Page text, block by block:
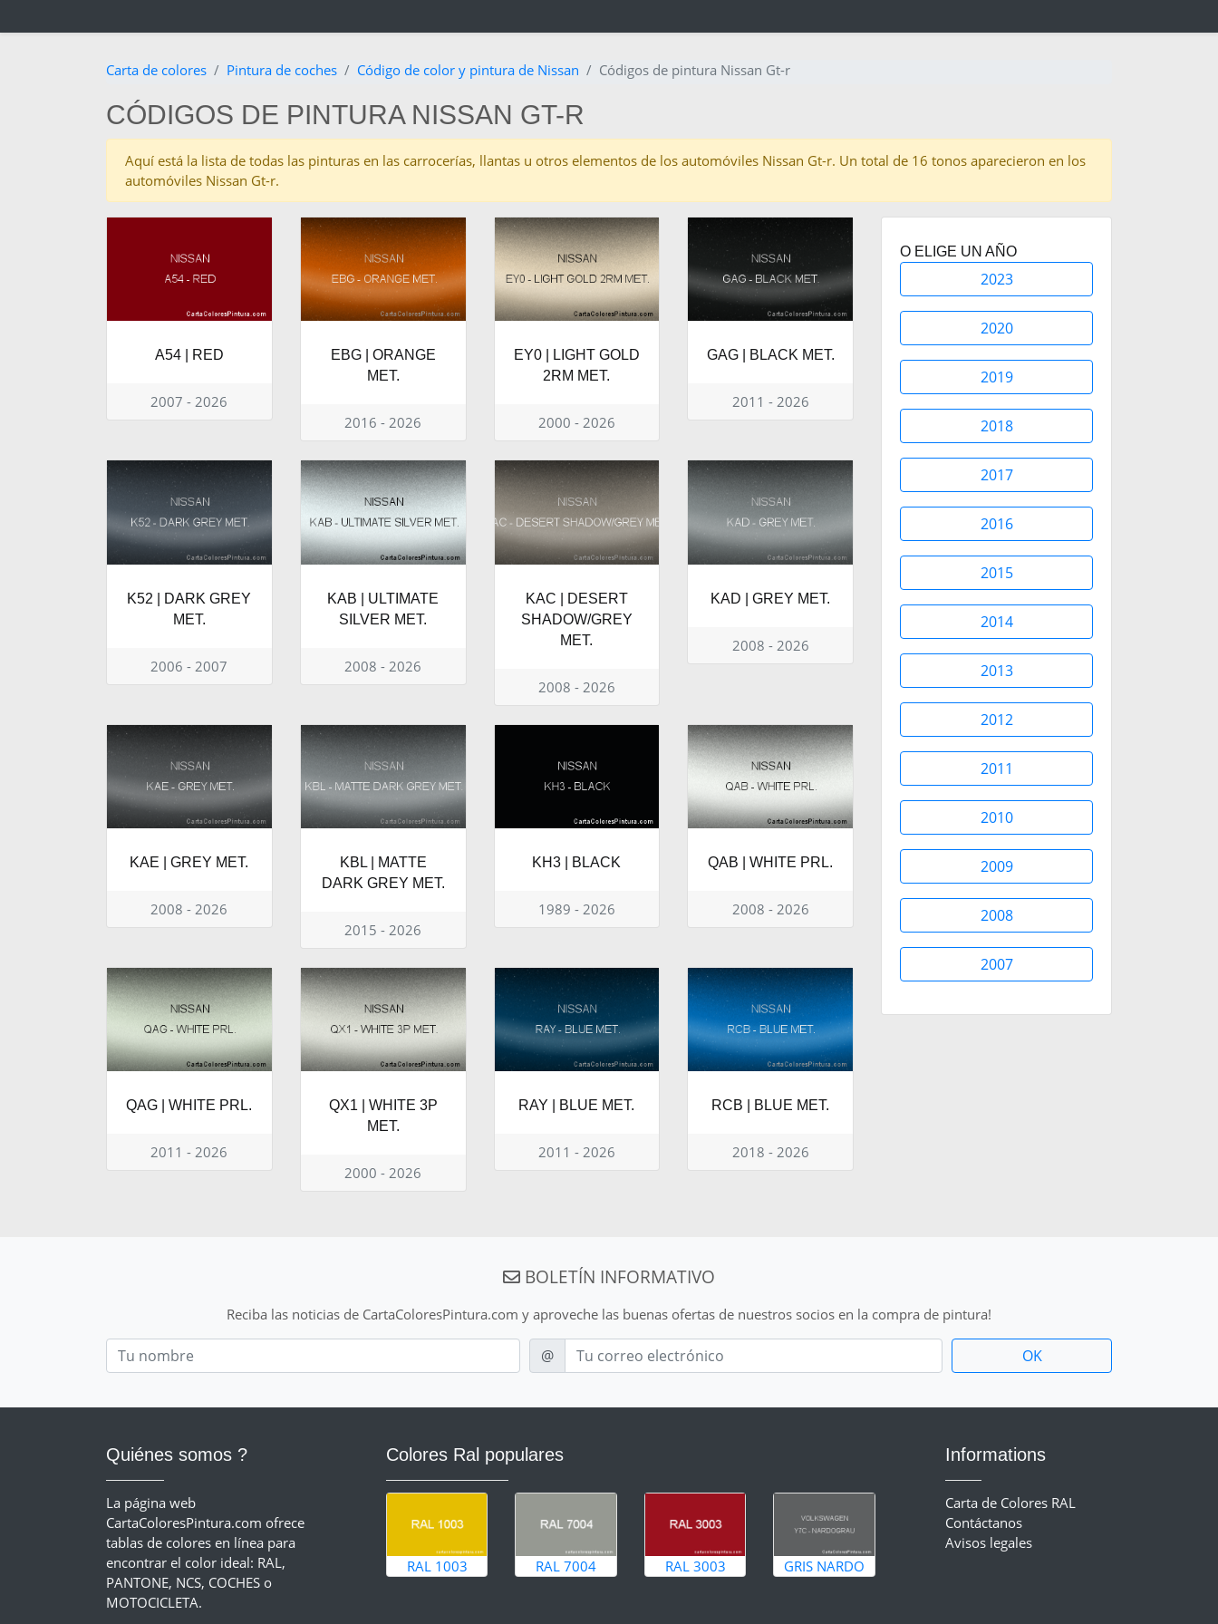
Carta de colores Pintura de coches Código de color y pintura de Nissan Códigos de pintura Nissan Gt-r
CÓDIGOS DE PINTURA NISSAN GT-R
Aquí está la lista de todas las pinturas en las carrocerías, llantas u otros elementos de los automóviles Nissan Gt-r. Un total de 16 tonos aparecieron en los
automóviles Nissan Gt-r.
A54 | RED
2007 - 2026
EBG | ORANGE
MET.
2016 - 2026
EY0 | LIGHT GOLD
2RM MET.
2000 - 2026
GAG | BLACK MET.
2011 - 2026
K52 | DARK GREY
MET.
2006 - 2007
KAB | ULTIMATE
SILVER MET.
2008 - 2026
KAC | DESERT
SHADOW/GREY
MET.
2008 - 2026
KAD | GREY MET.
2008 - 2026
KAE | GREY MET.
2008 - 2026
KBL | MATTE
DARK GREY MET.
2015 - 2026
KH3 | BLACK
1989 - 2026
QAB | WHITE PRL.
2008 - 2026
QAG | WHITE PRL.
2011 - 2026
QX1 | WHITE 3P
MET.
2000 - 2026
RAY | BLUE MET.
2011 - 2026
RCB | BLUE MET.
2018 - 2026
O ELIGE UN AÑO
2023
2020
2019
2018
2017
2016
2015
2014
2013
2012
2011
2010
2009
2008
2007
BOLETÍN INFORMATIVO
Reciba las noticias de CartaColoresPintura.com y aproveche las buenas ofertas de nuestros socios en la compra de pintura!
Nom
E-mail
@
Quiénes somos ?
La página web
CartaColoresPintura.com ofrece
tablas de colores en línea para
encontrar el color ideal: RAL,
PANTONE, NCS, COCHES o
MOTOCICLETA.
Colores Ral populares
RAL 1003 RAL 7004 RAL 3003 GRIS NARDO
Informations
Carta de Colores RAL
Contáctanos
Avisos legales